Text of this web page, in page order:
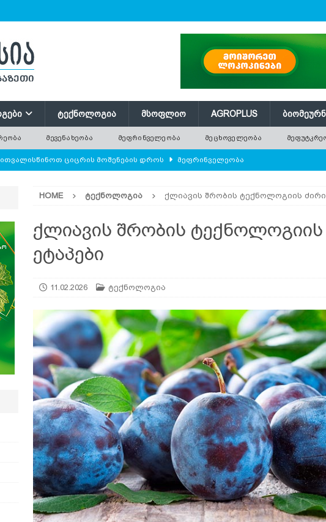
ᲢᲔᲥᲜᲝᲚᲝᲒᲘᲐ ᲛᲡᲝᲤᲚᲘᲝ AGROPLUS
ᲛᲔᲕᲔᲜᲐᲮᲔᲝᲑᲐ ᲛᲔᲤᲠᲘᲜᲕᲔᲚᲔᲝᲑᲐ ᲛᲔᲪᲮᲝᲕᲔᲚᲔᲝᲑᲐ
ციცრის მოშენების დროს ᲛᲔᲤᲠᲘᲜᲕᲔᲚᲔᲝᲑᲐ
ხელოვნური გამოყვანა – რამდენიმე მეთოდი ᲛᲔᲤᲣᲢᲙᲠᲔᲝᲑᲐ
მცენარე, რეცეპტები ᲡᲐᲛᲙᲣᲠᲜᲐᲚᲝ ᲛᲪᲔᲜᲐᲠᲔᲔᲑᲘ
წიწილების გამოზრდა
HOME ᲢᲔᲥᲜᲝᲚᲝᲒᲘᲐ ქლიავის შრობის ტექნოლოგიის
ქლიავის შრობის
ეტაპები
11.02.2026 ტექნოლოგია